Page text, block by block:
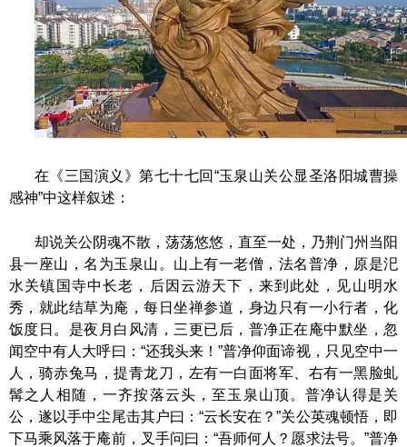
在《三国演义》第七十七回 “玉泉山关公显圣洛阳城曹操
感神”中这样叙述：
却说关公阴魂不散，荡荡悠悠，直至一处，乃荆门州当阳
县一座山，名为玉泉山。山上有一老僧，法名普净，原是汜
水关镇国寺中长老，后因云游天下，来到此处，见山明水
秀，就此结草为庵，每日坐禅参道，身边只有一小行者，化
饭度日。是夜月白风清，三更已后，普净正在庵中默坐，忽
闻空中有人大呼曰： “还我头来！”普净仰面谛视，只见空中一
人，骑赤兔马，提青龙刀，左有一白面将军、右有一黑脸虬
髯之人相随，一齐按落云头，至玉泉山顶。普净认得是关
公，遂以手中尘尾击其户曰：“云长安在？”关公英魂顿悟，即
下马乘风落于庵前，叉手问曰：“吾师何人？愿求法号。”普净